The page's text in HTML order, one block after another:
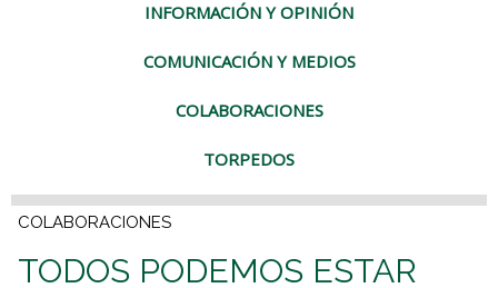
INFORMACIÓN Y OPINIÓN
COMUNICACIÓN Y MEDIOS
COLABORACIONES
TORPEDOS
COLABORACIONES
TODOS PODEMOS ESTAR